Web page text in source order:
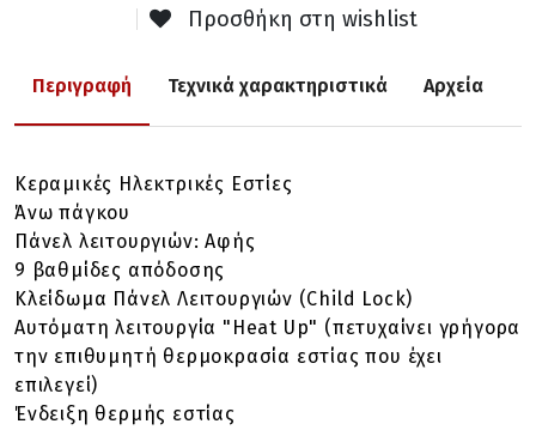
Προσθήκη στη wishlist
Περιγραφή Τεχνικά χαρακτηριστικά Αρχεία
Κεραμικές Ηλεκτρικές Εστίες
Άνω πάγκου
Πάνελ λειτουργιών: Αφής
9 βαθμίδες απόδοσης
Κλείδωμα Πάνελ Λειτουργιών (Child Lock)
Αυτόματη λειτουργία "Heat Up" (πετυχαίνει γρήγορα
την επιθυμητή θερμοκρασία εστίας που έχει
επιλεγεί)
Ένδειξη θερμής εστίας